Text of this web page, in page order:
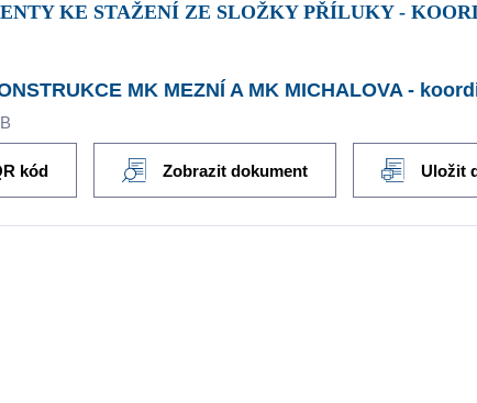
KE STAŽENÍ ZE SLOŽKY PŘÍLUKY -
MK MEZNÍ A MK MICHALOVA -
kód Zobrazit dokument Uložit